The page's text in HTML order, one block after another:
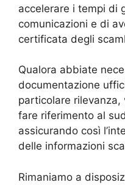
accelerare i tempi di
comunicazioni e di
certificata degli
Qualora abbiate
documentazione
particolare
fare riferimento al
assicurando così
delle informazioni
Rimaniamo a